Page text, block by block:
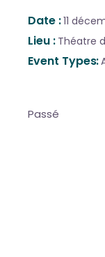
Date 11
Lieu Théatre
Event Types
Passé